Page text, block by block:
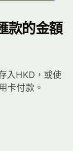
款的金額
入HKD，或使
卡付款。